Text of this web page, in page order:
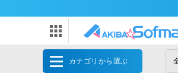
カテゴリから選ぶ